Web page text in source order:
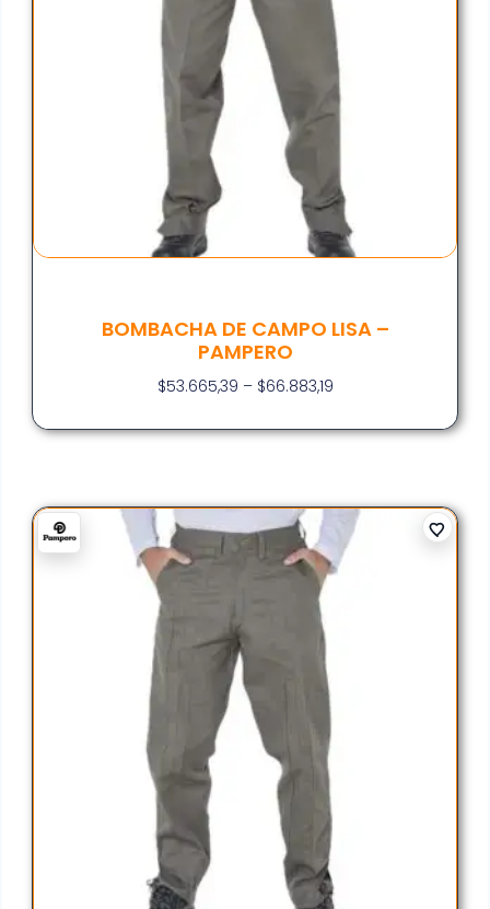
BOMBACHA DE CAMPO LISA –
PAMPERO
$53.665,39 – $66.883,19